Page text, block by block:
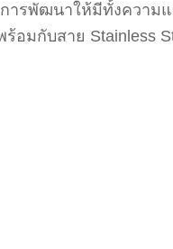
ารพัฒนาให้มีทั้งความ
มกับสาย Stainless